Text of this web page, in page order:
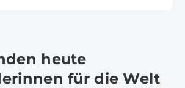
heute
für die Welt